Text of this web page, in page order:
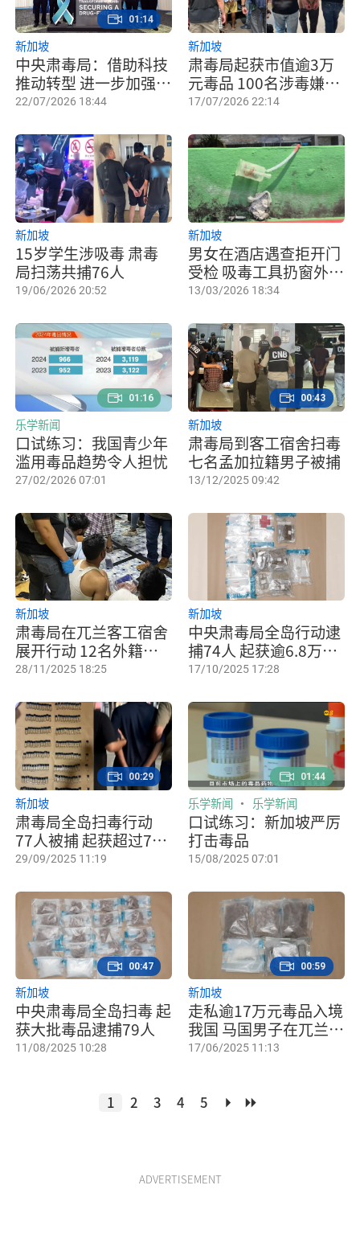
中央肃毒局：借助科技
推动转型 进一步加强网
络管控
新加坡
22/07/2026 18:44
01:14
肃毒局起获市值逾3万
元毒品 100名涉毒嫌犯
被捕
新加坡
17/07/2026 22:14
15岁学生涉吸毒 肃毒
局扫荡共捕76人
新加坡
19/06/2026 20:52
男女在酒店遇查拒开门
受检 吸毒工具扔窗外图
灭证
新加坡
13/03/2026 18:34
口试练习：我国青少年
滥用毒品趋势令人担忧
乐学新闻
27/02/2026 07:01
01:16
肃毒局到客工宿舍扫毒
七名孟加拉籍男子被捕
新加坡
13/12/2025 09:42
00:43
肃毒局在兀兰客工宿舍
展开行动 12名外籍男
子被捕
新加坡
28/11/2025 18:25
中央肃毒局全岛行动逮
捕74人 起获逾6.8万元
毒品与电子烟
新加坡
17/10/2025 17:28
肃毒局全岛扫毒行动
77人被捕 起获超过7万
元毒品
新加坡
29/09/2025 11:19
00:29
口试练习：新加坡严厉
打击毒品
乐学新闻 乐学新闻
15/08/2025 07:01
01:44
中央肃毒局全岛扫毒 起
获大批毒品逮捕79人
新加坡
11/08/2025 10:28
00:47
走私逾17万元毒品入境
我国 马国男子在兀兰关
卡被捕
新加坡
17/06/2025 11:13
00:59
1 2 3 4 5
ADVERTISEMENT